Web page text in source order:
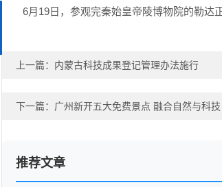
6月19日，参观完秦始皇帝陵博物院的勒达
上一篇： 内蒙古科技成果登记管理办法施行
下一篇： 广州新开五大免费景点 融合自然与科技
推荐文章